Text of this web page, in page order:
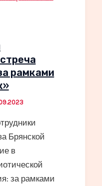
рамками
Брянской
в
за рамками